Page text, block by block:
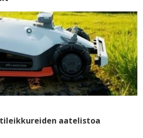
aatelistoa